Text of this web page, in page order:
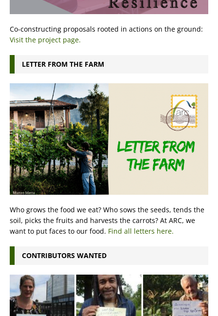
Co-constructing proposals rooted in actions on the ground:
Visit the project page.
LETTER FROM THE FARM
Who grows the food we eat? Who sows the seeds, tends the
soil, picks the fruits and harvests the carrots? At ARC, we
want to put faces to our food. Find all letters here.
CONTRIBUTORS WANTED